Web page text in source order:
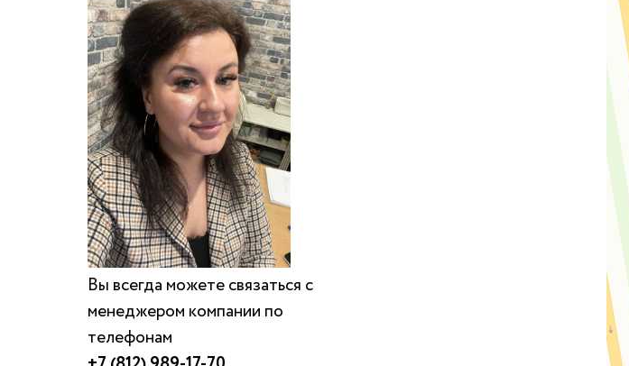
Вы всегда можете связаться с
менеджером компании по
телефонам